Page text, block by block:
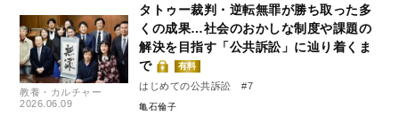
教養・カルチャー
2026.06.09
タトゥー裁判・逆転無罪が勝ち取った多
くの成果…社会のおかしな制度や課題の
解決を目指す「公共訴訟」に辿り着くま
で
有料
はじめての公共訴訟 #7
亀石倫子